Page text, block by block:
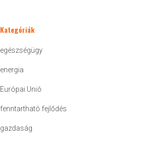
Kategóriák
egészségügy
energia
Európai Unió
fenntartható fejlődés
gazdaság